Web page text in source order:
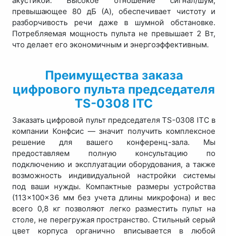
превышающее 80 дБ (A), обеспечивает чистоту и
разборчивость речи даже в шумной обстановке.
Потребляемая мощность пульта не превышает 2 Вт,
что делает его экономичным и энергоэффективным.
Преимущества заказа
цифрового пульта председателя
TS-0308 ITC
Заказать цифровой пульт председателя TS-0308 ITC в
компании Конфсис — значит получить комплексное
решение для вашего конференц-зала. Мы
предоставляем полную консультацию по
подключению и эксплуатации оборудования, а также
возможность индивидуальной настройки системы
под ваши нужды. Компактные размеры устройства
(113×100×36 мм без учета длины микрофона) и вес
всего 0,8 кг позволяют легко разместить пульт на
столе, не перегружая пространство. Стильный серый
цвет корпуса органично вписывается в любой